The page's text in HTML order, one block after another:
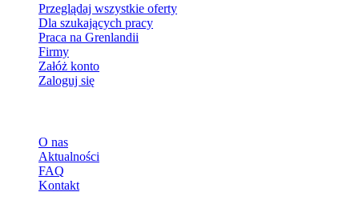
Przeglądaj wszystkie oferty
Dla szukających pracy
Praca na Grenlandii
Firmy
Załóż konto
Zaloguj się
O nas
Aktualności
FAQ
Kontakt